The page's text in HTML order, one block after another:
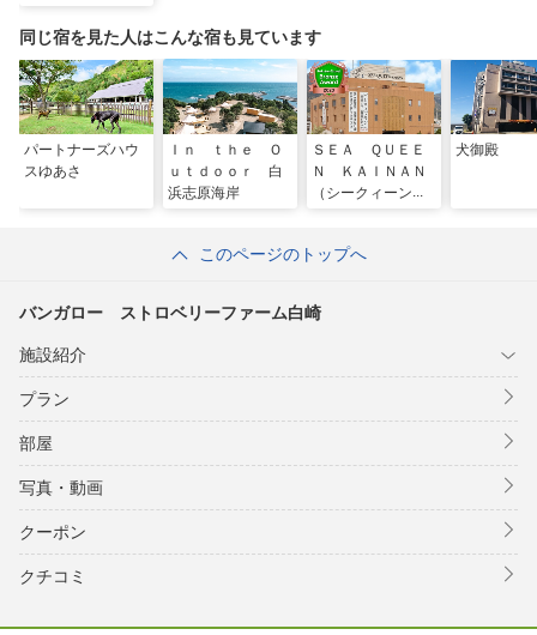
同じ宿を見た人はこんな宿も見ています
パートナーズハウ
スゆあさ
Ｉｎ ｔｈｅ Ｏ
ｕｔｄｏｏｒ 白
浜志原海岸
ＳＥＡ ＱＵＥＥ
Ｎ ＫＡＩＮＡＮ
（シークィーン海
犬御殿
このページのトップへ
バンガロー ストロベリーファーム白崎
施設紹介
プラン
部屋
写真・動画
クーポン
クチコミ